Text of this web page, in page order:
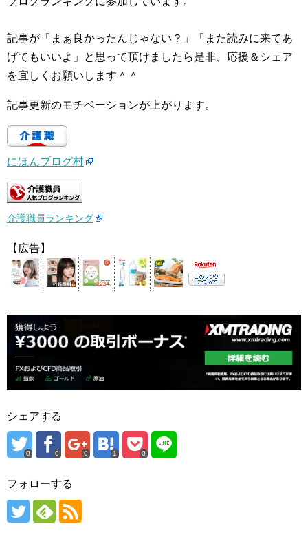
記事が「まぁ良かったんじゃない？」「また読みに来てあ
げてもいいよ」と思って頂けましたら是非、応援＆シェア
を宜しくお願いします＾＾
記事更新のモチベーションが上がります。
にほんブログ村
介護職員ランキング
【広告】
シェアする
0 0 0 1 0
フォローする